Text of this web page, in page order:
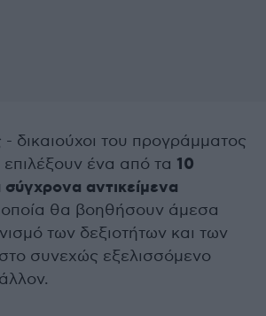
- δικαιούχοι του προγράμματος
ένα από τα 10
αντικείμενα
οποία θα βοηθήσουν άμεσα
των δεξιοτήτων και των
συνεχώς εξελισσόμενο